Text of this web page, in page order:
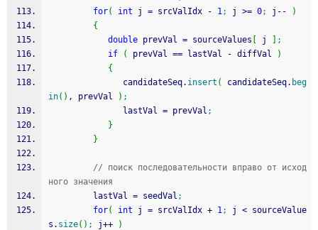
for( int j = srcValIdx - 1; j >= 0; j --
)
{
double prevVal = sourceValues j
;
if
( prevVal == lastVal - diffVal
)
{
               candidateSeq.
insert ( candidateSeq. beg
in( ) , prevVal ) ;
               lastVal
= prevVal ;
}
}
// поиск последовательности вправо от исход
ного значения
         lastVal
= seedVal ;
for( int j = srcValIdx + 1; j < sourceValue
s. size( ) ; j++
)